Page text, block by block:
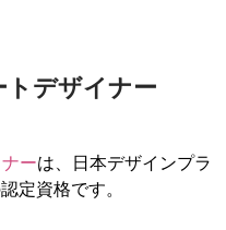
トデザイナー
ーは、日本デザインプラ
定資格です。